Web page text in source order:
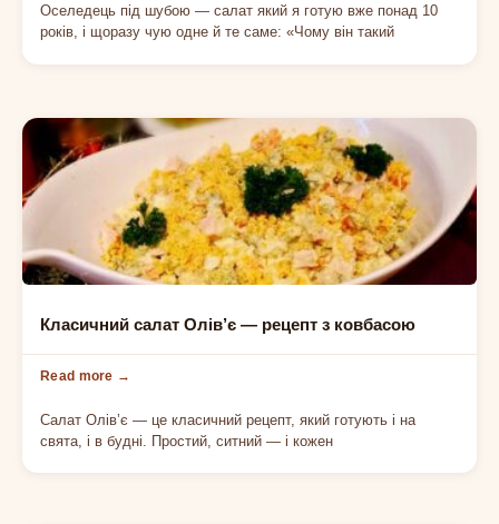
Оселедець під шубою — салат який я готую вже понад 10
років, і щоразу чую одне й те саме: «Чому він такий
СВЯТКОВИЙ САЛАТ
Класичний салат Олів’є — рецепт з ковбасою
Салат Олів’є — це класичний рецепт, який готують і на
свята, і в будні. Простий, ситний — і кожен